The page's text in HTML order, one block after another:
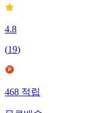
4.8
(19)
468적립